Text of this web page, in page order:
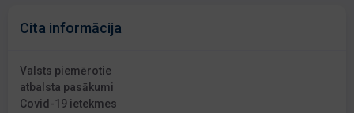
Cita informācija
Valsts piemērotie
atbalsta pasākumi
Covid-19 ietekmes